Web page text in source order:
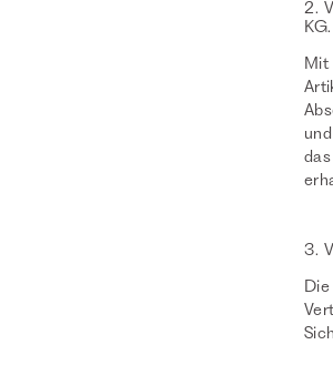
2.
KG.
Mit
3.